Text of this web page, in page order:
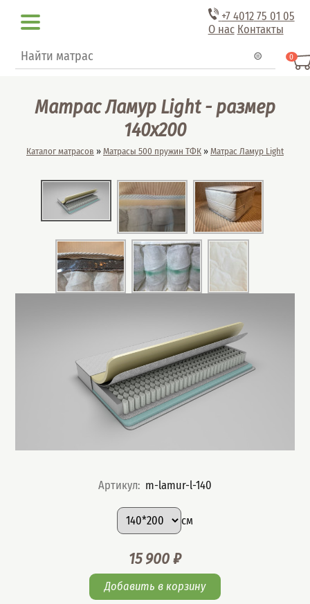
+7 401275 01 05
О нас Контакты
Форма поиска
Поиск 0
Матрас Ламур Light - размер
140x200
Вы здесь
Каталог матрасов » Матрасы 500 пружин ТФК » Матрас Ламур Light
Артикул: m-lamur-l-140
Подобрать вариант
Размер:
см
Цена
15 900₽